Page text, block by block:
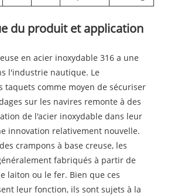
du produit et application
en acier inoxydable 316 a une
l'industrie nautique. Le
taquets comme moyen de sécuriser
sur les navires remonte à des
de l'acier inoxydable dans leur
innovation relativement nouvelle.
crampons à base creuse, les
fabriqués à partir de
laiton ou le fer. Bien que ces
leur fonction, ils sont sujets à la